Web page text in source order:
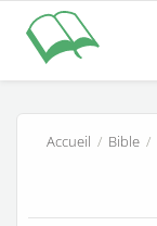
Accueil / Bible/